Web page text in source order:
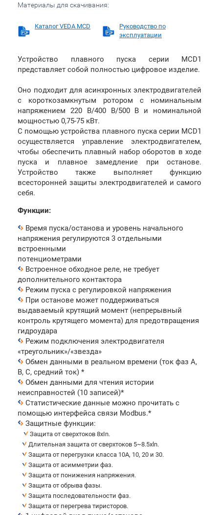
Материалы для скачивания:
Каталог VEDA MCD
Руководство по
эксплуатации
Устройство плавного пуска серии MCD1
представляет собой полностью цифровое изделие.
Оно подходит для асинхронных электродвигателей
с короткозамкнутым ротором c номинальным
напряжением 220 В/400 В/500 В и номинальной
мощностью 0,75-75 кВт.
С помощью устройства плавного пуска серии MCD1
осуществляется управление электродвигателем,
чтобы обеспечить плавный набор оборотов в ходе
пуска и плавное замедление при останове.
Устройство также выполняет функцию
всесторонней защиты электродвигателей и самого
себя.
Функции:
Время пуска/останова и уровень начального
напряжения регулируются 3 отдельными
встроенными
потенциометрами
Встроенное обходное реле, не требует
дополнительного контактора
Режим пуска с регулировкой напряжения
При останове может поддерживаться
выдаваемый крутящий момент (непрерывный
контроль крутящего момента) для предотвращения
гидроудара
Режим подключения электродвигателя
«треугольник»/«звезда»
Обмен данными в реальном времени (ток фаз А,
В, С, средний ток) *
Обмен данными для чтения истории
неисправностей (10 записей)*
Статистические данные можно прочитать c
помощью интерфейса связи Modbus.*
Защитные функции:
Защита от сверхтоков 8xIn.
Длительная защита от сверхтоков 5~8.5xln.
Защита от перегрузки класса 10A, 10, 20 и 30.
Защита от асимметрии фаз.
Защита от понижения напряжения.
Защита от обрыва фазы.
Защита последовательности фаз.
Защита от перегрева тиристоров.